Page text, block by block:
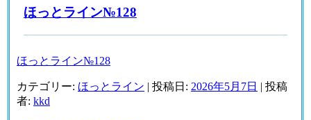
金沢
ここ
ろの
せ
ほっとライン№128
ほっとライン№128
カテゴリー: ほっとライン | 投稿日: 2026年5月7日 | 投稿
者: kkd